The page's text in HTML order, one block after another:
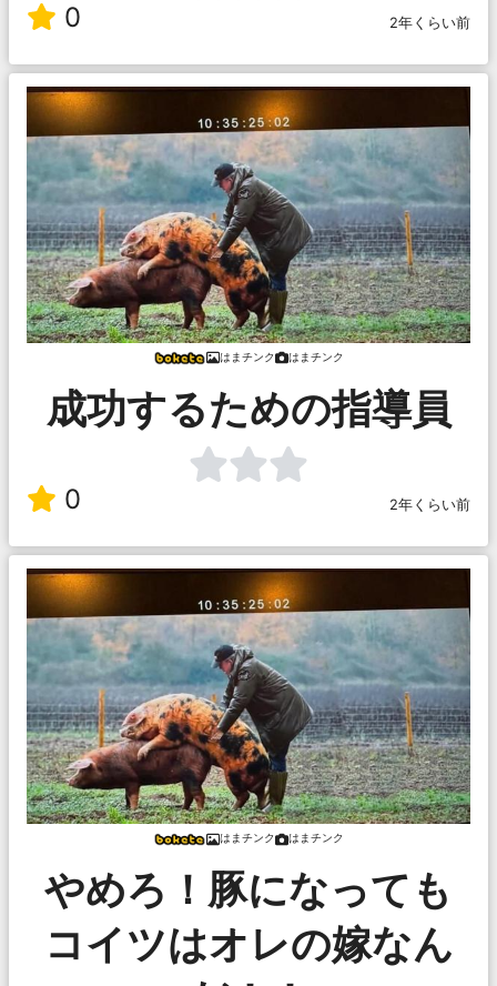
0 2年くらい前
はまチンク はまチンク
成功するための指導員
0 2年くらい前
はまチンク はまチンク
やめろ！豚になっても
コイツはオレの嫁なん